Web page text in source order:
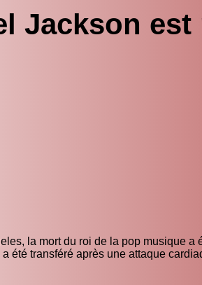
Jackson est
la mort du roi de la pop musique a
été transféré après une attaque